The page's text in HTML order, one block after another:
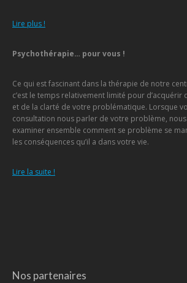
Lire plus !
Psychothérapie… pour vous !
Ce qui est fascinant dans la thérapie de notre
c’est le temps relativement limité pour d’acquérir
et de la clarté de votre problématique. Lorsque
consultation nous parler de votre problème,
examiner ensemble comment se problème se
les conséquences qu’il a dans votre vie.
Lire la suite !
Nos partenaires